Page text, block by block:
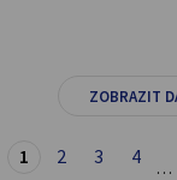
ZOBRAZIT
1 2 3 4 …